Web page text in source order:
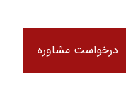
درخواست مشاوره